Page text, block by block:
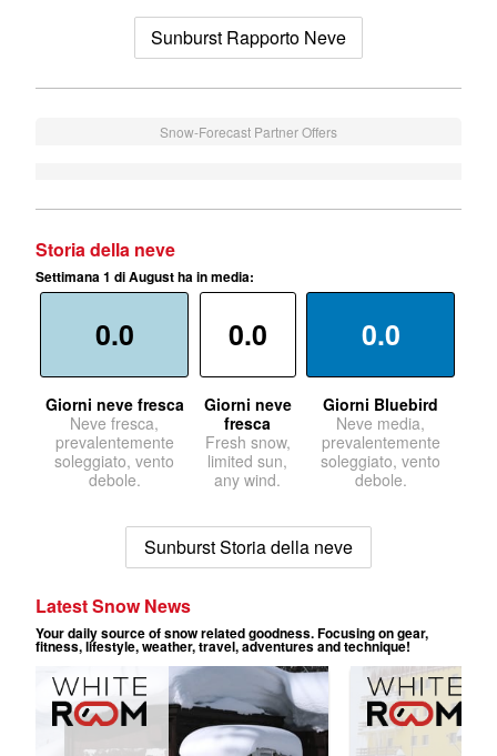
Sunburst Rapporto Neve
Snow-Forecast Partner Offers
Storia della neve
Settimana 1 di August ha in media:
0.0
Giorni neve fresca
Neve fresca,
prevalentemente
soleggiato, vento
debole.
0.0
Giorni neve
fresca
Fresh snow,
limited sun,
any wind.
0.0
Giorni Bluebird
Neve media,
prevalentemente
soleggiato, vento
debole.
Sunburst Storia della neve